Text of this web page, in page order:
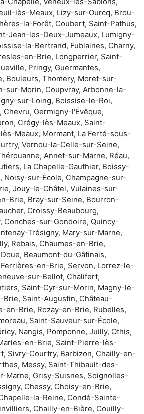
lès-Meaux, Lizy-sur-Ourcq, Brou-
la-Forêt, Coubert, Saint-Pathus,
Jean-les-Deux-Jumeaux, Lumigny-
la-Bertrand, Fublaines, Charny,
en-Brie, Longperrier, Saint-
Pringy, Guermantes,
Bouleurs, Thomery, Moret-sur-
sur-Morin, Coupvray, Arbonne-la-
sur-Loing, Boissise-le-Roi,
Chevru, Germigny-l'Évêque,
Crégy-lès-Meaux, Saint-
Meaux, Mormant, La Ferté-sous-
Vernou-la-Celle-sur-Seine,
Annet-sur-Marne, Réau,
La Chapelle-Gauthier, Boissy-
Noisy-sur-École, Champagne-sur-
Jouy-le-Châtel, Vulaines-sur-
Brie, Bray-sur-Seine, Bourron-
Croissy-Beaubourg,
Conches-sur-Gondoire, Quincy-
Trésigny, Mary-sur-Marne,
Rebais, Chaumes-en-Brie,
Beaumont-du-Gâtinais,
en-Brie, Servon, Lorrez-le-
sur-Bellot, Chalifert,
Saint-Cyr-sur-Morin, Magny-le-
Brie, Saint-Augustin, Château-
en-Brie, Rozay-en-Brie, Rubelles,
Saint-Sauveur-sur-École,
Nangis, Pomponne, Juilly, Othis,
en-Brie, Saint-Pierre-lès-
Sivry-Courtry, Barbizon, Chailly-en-
Messy, Saint-Thibault-des-
Marne, Grisy-Suisnes, Soignolles-
Chessy, Choisy-en-Brie,
la-Reine, Condé-Sainte-
Chailly-en-Bière, Couilly-